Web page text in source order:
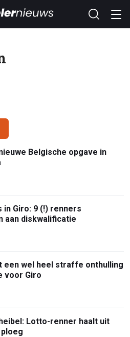
Belgische opgave in
in Giro: 9 (!) renners
aan diskwalificatie
een wel heel straffe onthulling
voor Giro
Lotto-renner haalt uit